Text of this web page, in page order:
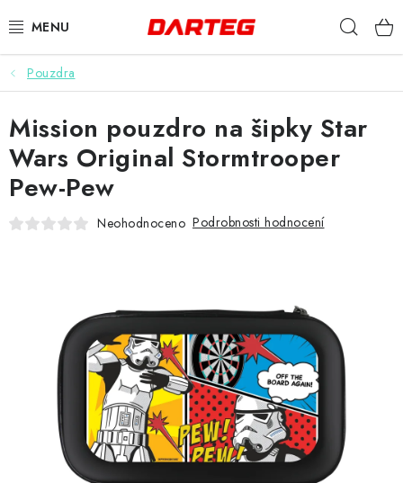
na
ŠIPKY
TERČE
DOPLŇKY K TERČI
LETKY
POUZDRA
PŘÍSLUŠENSTVÍ
HRÁČI ŠIPEK
Pouzdra
Mission pouzdro na šipky Star
Wars Original Stormtrooper
Pew-Pew
Neohodnoceno Podrobnosti hodnocení